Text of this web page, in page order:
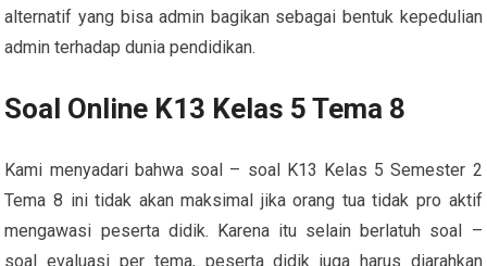
alternatif yang bisa admin bagikan sebagai bentuk kepedulian
admin terhadap dunia pendidikan.
Soal Online K13 Kelas 5 Tema 8
Kami menyadari bahwa soal – soal K13 Kelas 5 Semester 2
Tema 8 ini tidak akan maksimal jika orang tua tidak pro aktif
mengawasi peserta didik. Karena itu selain berlatuh soal –
soal evaluasi per tema, peserta didik juga harus diarahkan